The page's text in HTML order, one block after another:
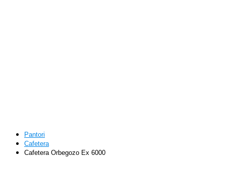
Pantori
Cafetera
Cafetera Orbegozo Ex 6000